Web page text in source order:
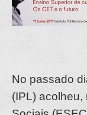
No passado
(IPL)